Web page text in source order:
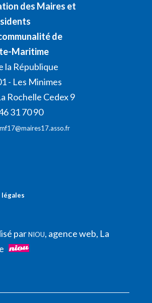
des Maires et
de
Maritime
la République
- Les Minimes
Rochelle Cedex 9
31 70 90
parNIOU, agence web, La